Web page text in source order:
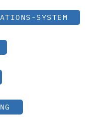
SYSTEM